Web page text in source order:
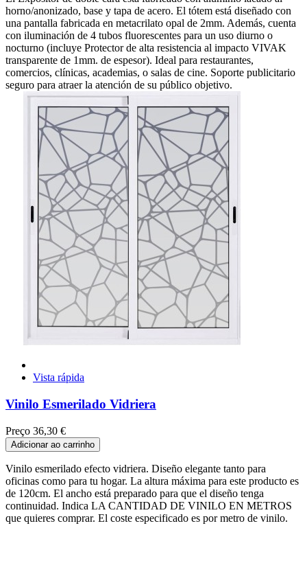
horno/anonizado, base y tapa de acero. El tótem está diseñado con
una pantalla fabricada en metacrilato opal de 2mm. Además, cuenta
con iluminación de 4 tubos fluorescentes para un uso diurno o
nocturno (incluye Protector de alta resistencia al impacto VIVAK
transparente de 1mm. de espesor). Ideal para restaurantes,
comercios, clínicas, academias, o salas de cine. Soporte publicitario
seguro para atraer la atención de su público objetivo.
Vista rápida
Vinilo Esmerilado Vidriera
Preço 36,30 €
Adicionar ao carrinho
Vinilo esmerilado efecto vidriera. Diseño elegante tanto para
oficinas como para tu hogar. La altura máxima para este producto es
de 120cm. El ancho está preparado para que el diseño tenga
continuidad. Indica LA CANTIDAD DE VINILO EN METROS
que quieres comprar. El coste especificado es por metro de vinilo.